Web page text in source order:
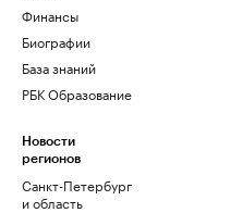
Финансы
Биографии
База знаний
РБК Образование
Новости
регионов
Санкт-Петербург
и область